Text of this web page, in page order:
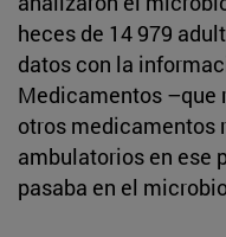
heces de 14 979
datos con la
Medicamentos –que
otros medicamentos
ambulatorios en ese
pasaba en el